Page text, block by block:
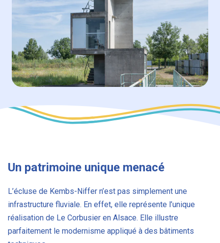
Un patrimoine unique menacé
L’écluse de Kembs-Niffer n’est pas simplement une
infrastructure fluviale. En effet, elle représente l’unique
réalisation de Le Corbusier en Alsace. Elle illustre
parfaitement le modernisme appliqué à des bâtiments